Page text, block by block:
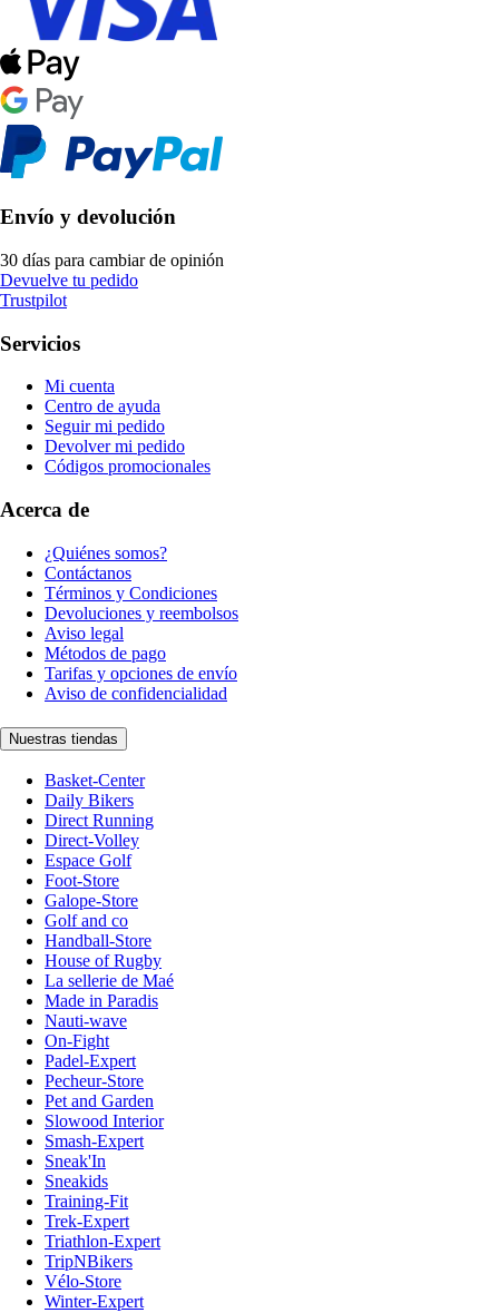
Envío y devolución
30 días para cambiar de opinión
Devuelve tu pedido
Trustpilot
Servicios
Mi cuenta
Centro de ayuda
Seguir mi pedido
Devolver mi pedido
Códigos promocionales
Acerca de
¿Quiénes somos?
Contáctanos
Términos y Condiciones
Devoluciones y reembolsos
Aviso legal
Métodos de pago
Tarifas y opciones de envío
Aviso de confidencialidad
Nuestras tiendas
Basket-Center
Daily Bikers
Direct Running
Direct-Volley
Espace Golf
Foot-Store
Galope-Store
Golf and co
Handball-Store
House of Rugby
La sellerie de Maé
Made in Paradis
Nauti-wave
On-Fight
Padel-Expert
Pecheur-Store
Pet and Garden
Slowood Interior
Smash-Expert
Sneak'In
Sneakids
Training-Fit
Trek-Expert
Triathlon-Expert
TripNBikers
Vélo-Store
Winter-Expert